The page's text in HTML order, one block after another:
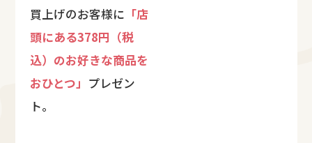
買上げのお客様に 「店
頭にある378円（税
込）のお好きな商品を
おひとつ」 プレゼン
ト。